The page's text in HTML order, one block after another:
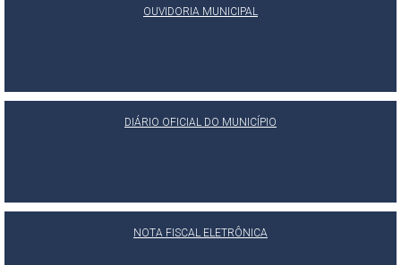
OUVIDORIA MUNICIPAL
DIÁRIO OFICIAL DO MUNICÍPIO
NOTA FISCAL ELETRÔNICA